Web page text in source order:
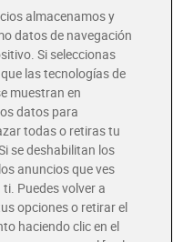
100€
almacenamos y
datos de navegación
Si seleccionas
las tecnologías de
muestran en
datos para
todas o retiras tu
se deshabilitan los
anuncios que ves
Puedes volver a
opciones o retirar el
haciendo clic en el